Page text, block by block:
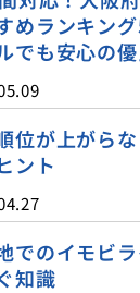
めランキン
でも安心の
位が上がら
ント
でのイモビ
知識